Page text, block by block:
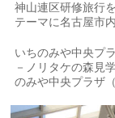
神山連区研修旅行
テーマに名古屋市
いちのみや中央プ
－ノリタケの森見
のみや中央プラザ